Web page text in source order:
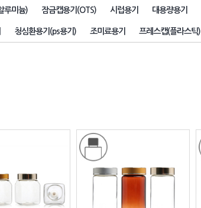
루미늄) 잠금캡용기(OTS) 시럽용기 대용량용기
청심환용기(ps용기) 조미료용기 프레스캡(플라스틱)